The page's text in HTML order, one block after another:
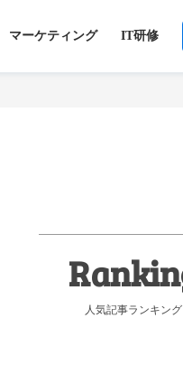
マーケティング IT研修
人気記事ランキング